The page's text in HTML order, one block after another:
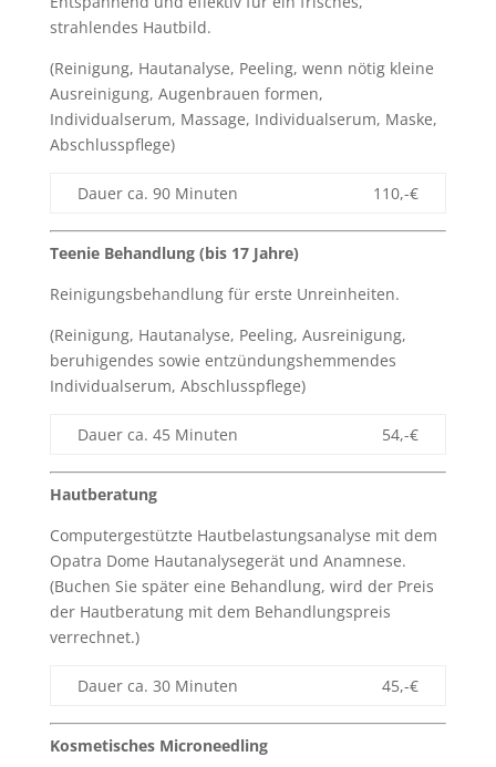
strahlendes Hautbild.
(Reinigung, Hautanalyse, Peeling, wenn nötig kleine
Ausreinigung, Augenbrauen formen,
Individualserum, Massage, Individualserum, Maske,
Abschlusspflege)
Dauer ca. 90 Minuten 110,-€
Teenie Behandlung (bis 17 Jahre)
Reinigungsbehandlung für erste Unreinheiten.
(Reinigung, Hautanalyse, Peeling, Ausreinigung,
beruhigendes sowie entzündungshemmendes
Individualserum, Abschlusspflege)
Dauer ca. 45 Minuten 54,-€
Hautberatung
Computergestützte Hautbelastungsanalyse mit dem
Opatra Dome Hautanalysegerät und Anamnese.
(Buchen Sie später eine Behandlung, wird der Preis
der Hautberatung mit dem Behandlungspreis
verrechnet.)
Dauer ca. 30 Minuten 45,-€
Kosmetisches Microneedling